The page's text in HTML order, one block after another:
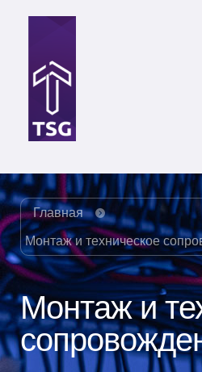
Главная
Монтаж и техническое
Монтаж и